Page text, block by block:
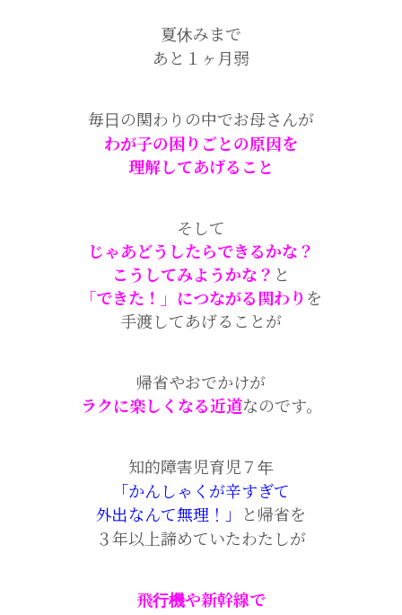
夏休みまで
あと１ヶ月弱
毎日の関わりの中でお母さんが
わが子の困りごとの原因を
理解してあげること
そして
じゃあどうしたらできるかな？
こうしてみようかな？ と
「できた！」につながる関わり を
手渡してあげることが
帰省やおでかけが
ラクに楽しくなる近道なのです。
知的障害児育児７年
「かんしゃくが辛すぎて
外出なんて無理！」
と帰省を
３年以上諦めていたわたしが
飛行機や新幹線で